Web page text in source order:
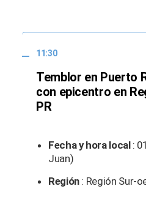
11:30
Temblor en Puerto
con epicentro en
PR
Fecha y hora local:
Juan)
Región: Región Sur-